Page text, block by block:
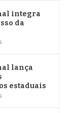
integra
da
lança
estaduais